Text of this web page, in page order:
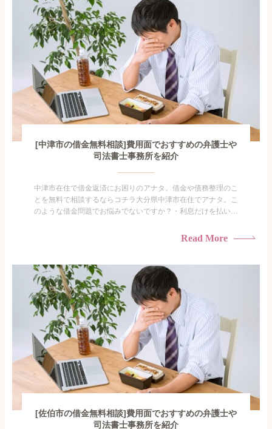
[中津市の借金無料相談]費用面でおすすめの弁護士や
司法書士事務所を紹介
中津市在住で借金返済にお困りのアナタ。借金や債務整理のこ
とを無料で相談するならコチラ大分県中津市在住でアナタ。こ
のような借金問題でお悩みでないですか？・利息だけを払い続
られたくない・借金の催促、取り立てで憂鬱になる。・闇金に
がありま...
Read More
[佐伯市の借金無料相談]費用面でおすすめの弁護士や
司法書士事務所を紹介